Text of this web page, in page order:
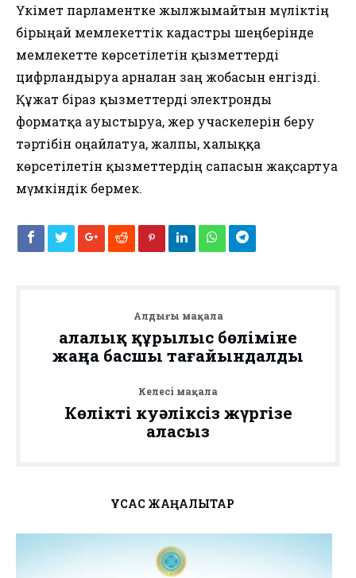
Үкімет парламентке жылжымайтын мүліктің
бірыңғай мемлекеттік кадастры шеңберінде
мемлекетте көрсетілетін қызметтерді
цифрландыруға арналған заң жобасын енгізді.
Құжат біраз қызметтерді электронды
форматқа ауыстыруға, жер учаскелерін беру
тәртібін оңайлатуға, жалпы, халыққа
көрсетілетін қызметтердің сапасын жақсартуға
мүмкіндік бермек.
Алдыңғы мақала
Қалалық құрылыс бөліміне
жаңа басшы тағайындалды
Келесі мақала
Көлікті куәліксіз жүргізе
аласыз
ҰҚСАС ЖАҢАЛЫҚТАР